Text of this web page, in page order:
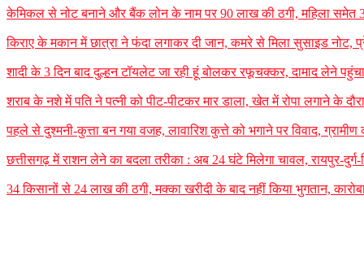
केमिकल से नोट बनाने और बैंक लोन के नाम पर 90 लाख की ठगी, महिला समेत 3
किराए के मकान में छात्रा ने फंदा लगाकर दी जान, कमरे से मिला सुसाइड
शादी के 3 दिन बाद दुल्हन टॉयलेट जा रही हूं बोलकर रफूचक्कर, दामाद लेने
शराब के नशे में पति ने पत्नी को पीट-पीटकर मार डाला, खेत में रोपा लगाने के
पहले से दुश्मनी-कुत्ता बन गया वजह, लावारिश कुत्ते को भगाने पर विवाद,
छत्तीसगढ़ में राशन लेने का बदला तरीका : अब 24 घंटे मिलेगा चावल, रायपुर-
34 किसानों से 24 लाख की ठगी, मक्का खरीदी के बाद नहीं किया भुगतान,